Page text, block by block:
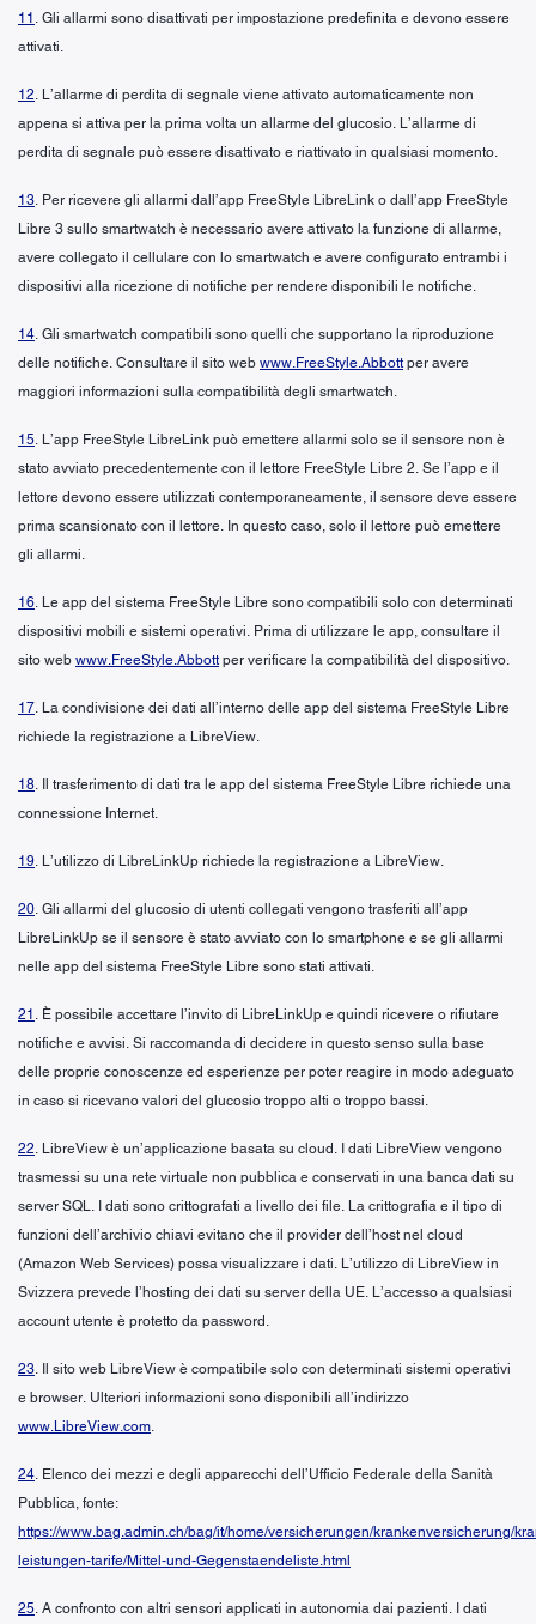
11 . Gli allarmi sono disattivati per impostazione predefinita e devono essere
attivati.
12. L’allarme di perdita di segnale viene attivato automaticamente non
appena si attiva per la prima volta un allarme del glucosio. L’allarme di
perdita di segnale può essere disattivato e riattivato in qualsiasi momento.
13. Per ricevere gli allarmi dall’app FreeStyle LibreLink o dall’app FreeStyle
Libre 3 sullo smartwatch è necessario avere attivato la funzione di allarme,
avere collegato il cellulare con lo smartwatch e avere configurato entrambi i
dispositivi alla ricezione di notifiche per rendere disponibili le notifiche.
14. Gli smartwatch compatibili sono quelli che supportano la riproduzione
delle notifiche. Consultare il sito web www.FreeStyle.Abbott per avere
maggiori informazioni sulla compatibilità degli smartwatch.
15. L’app FreeStyle LibreLink può emettere allarmi solo se il sensore non è
stato avviato precedentemente con il lettore FreeStyle Libre 2. Se l’app e il
lettore devono essere utilizzati contemporaneamente, il sensore deve essere
prima scansionato con il lettore. In questo caso, solo il lettore può emettere
gli allarmi.
16. Le app del sistema FreeStyle Libre sono compatibili solo con determinati
dispositivi mobili e sistemi operativi. Prima di utilizzare le app, consultare il
sito web www.FreeStyle.Abbott per verificare la compatibilità del dispositivo.
17. La condivisione dei dati all’interno delle app del sistema FreeStyle Libre
richiede la registrazione a LibreView.
18. Il trasferimento di dati tra le app del sistema FreeStyle Libre richiede una
connessione Internet.
19. L’utilizzo di LibreLinkUp richiede la registrazione a LibreView.
20. Gli allarmi del glucosio di utenti collegati vengono trasferiti all’app
LibreLinkUp se il sensore è stato avviato con lo smartphone e se gli allarmi
nelle app del sistema FreeStyle Libre sono stati attivati.
21 . È possibile accettare l’invito di LibreLinkUp e quindi ricevere o rifiutare
notifiche e avvisi. Si raccomanda di decidere in questo senso sulla base
delle proprie conoscenze ed esperienze per poter reagire in modo adeguato
in caso si ricevano valori del glucosio troppo alti o troppo bassi.
22. LibreView è un’applicazione basata su cloud. I dati LibreView vengono
trasmessi su una rete virtuale non pubblica e conservati in una banca dati su
server SQL. I dati sono crittografati a livello dei file. La crittografia e il tipo di
funzioni dell’archivio chiavi evitano che il provider dell’host nel cloud
(Amazon Web Services) possa visualizzare i dati. L’utilizzo di LibreView in
Svizzera prevede l’hosting dei dati su server della UE. L’accesso a qualsiasi
account utente è protetto da password.
23. Il sito web LibreView è compatibile solo con determinati sistemi operativi
e browser. Ulteriori informazioni sono disponibili all’indirizzo
www.LibreView.com.
24. Elenco dei mezzi e degli apparecchi dell’Ufficio Federale della Sanità
Pubblica, fonte:
https://www.bag.admin.ch/bag/it/home/versicherungen/krankenversicherung/
leistungen-tarife/Mittel-und-Gegenstaendeliste.html
25. A confronto con altri sensori applicati in autonomia dai pazienti. I dati